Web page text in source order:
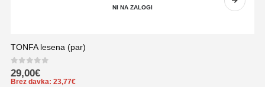
NI NA ZALOGI
TONFA lesena (par)
0out of 5
29,00€
Brez davka: 23,77€